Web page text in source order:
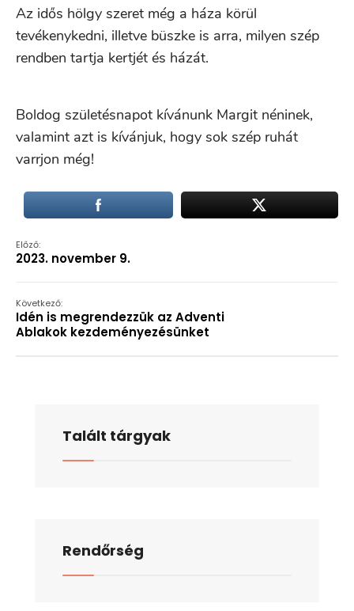
Az idős hölgy szeret még a háza körül
tevékenykedni, illetve büszke is arra, milyen szép
rendben tartja kertjét és házát.
Boldog születésnapot kívánunk Margit néninek,
valamint azt is kívánjuk, hogy sok szép ruhát
varrjon még!
Előző:
2023. november 9.
Következő:
Idén is megrendezzük az Adventi
Ablakok kezdeményezésünket
Talált tárgyak
Rendőrség